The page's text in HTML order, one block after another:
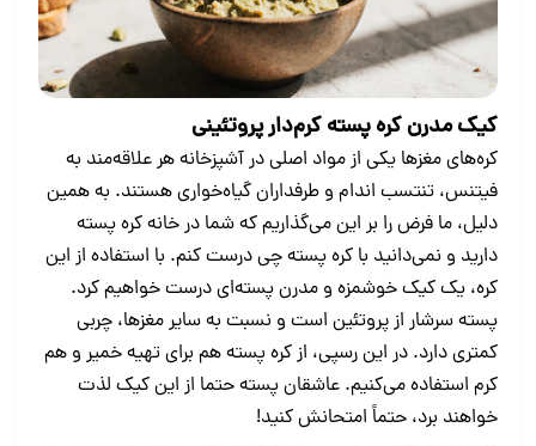
کیک مدرن کره پسته کرم‌دار پروتئینی
کره‌های مغزها یکی از مواد اصلی در آشپزخانه‌ هر علاقه‌مند به
فیتنس، تنتسب اندام و طرفداران گیاه‌خواری هستند. به همین
دلیل، ما فرض را بر این می‌گذاریم که شما در خانه کره پسته
دارید و نمی‌دانید با کره پسته چی درست کنم. با استفاده از این
کره، یک کیک خوشمزه و مدرن پسته‌ای درست خواهیم کرد.
پسته‌ سرشار از پروتئین است و نسبت به سایر مغزها، چربی
کمتری دارد. در این رسپی، از کره پسته هم برای تهیه خمیر و هم
کرم استفاده می‌کنیم. عاشقان پسته حتما از این کیک لذت
خواهند برد، حتماً امتحانش کنید!